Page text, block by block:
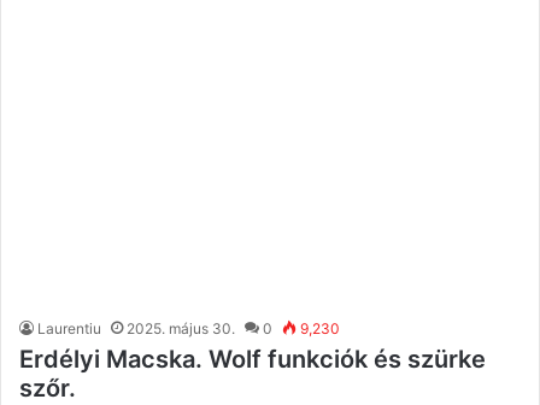
Laurentiu 2025. május 30. 0 9,230
Erdélyi Macska. Wolf funkciók és szürke
szőr.